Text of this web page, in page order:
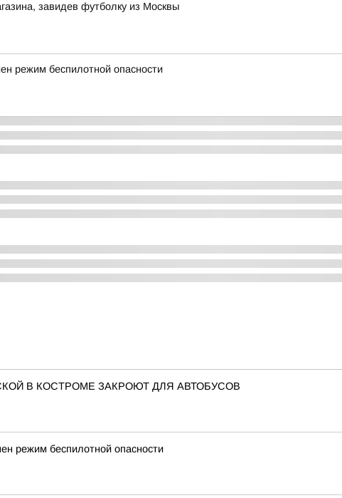
завидев футболку из Москвы
режим беспилотной опасности
В КОСТРОМЕ ЗАКРОЮТ ДЛЯ АВТОБУСОВ
режим беспилотной опасности